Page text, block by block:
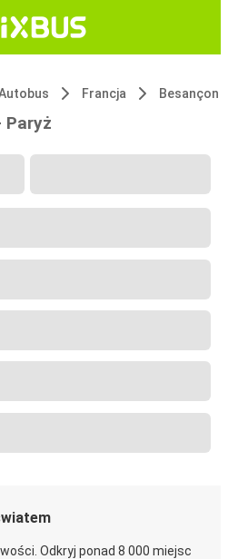
Francja Besançon
Paryż
Odkryj ponad 8 000 miejsc